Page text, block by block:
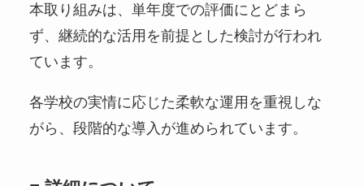
本取り組みは、単年度での評価にとどまら
ず、継続的な活用を前提とした検討が行われ
ています。
各学校の実情に応じた柔軟な運用を重視しな
がら、段階的な導入が進められています。